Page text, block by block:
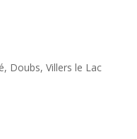
Doubs, Villers le Lac